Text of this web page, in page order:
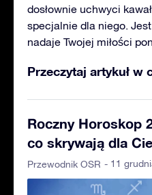
dosłownie uchwyci
specjalnie dla niego.
nadaje Twojej miłości
Przeczytaj artykuł w
Roczny Horoskop
co skrywają dla
Przewodnik OSR - 11